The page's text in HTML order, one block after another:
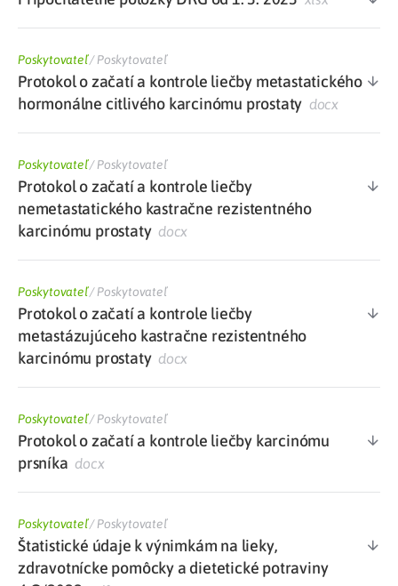
Poskytovateľ/Poskytovateľ
Protokol o začatí a kontrole liečby metastatického
hormonálne citlivého karcinómu prostaty docx
Poskytovateľ/Poskytovateľ
Protokol o začatí a kontrole liečby
nemetastatického kastračne rezistentného
karcinómu prostatydocx
Poskytovateľ/Poskytovateľ
Protokol o začatí a kontrole liečby
metastázujúceho kastračne rezistentného
karcinómu prostatydocx
Poskytovateľ/Poskytovateľ
Protokol o začatí a kontrole liečby karcinómu
prsníka docx
Poskytovateľ/Poskytovateľ
Štatistické údaje k výnimkám na lieky,
zdravotnícke pomôcky a dietetické potraviny